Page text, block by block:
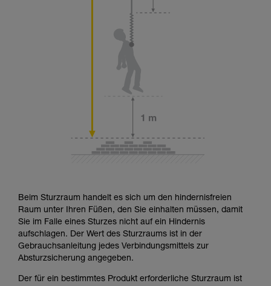
Beim Sturzraum handelt es sich um den hindernisfreien
Raum unter Ihren Füßen, den Sie einhalten müssen, damit
Sie im Falle eines Sturzes nicht auf ein Hindernis
aufschlagen. Der Wert des Sturzraums ist in der
Gebrauchsanleitung jedes Verbindungsmittels zur
Absturzsicherung angegeben.
Der für ein bestimmtes Produkt erforderliche Sturzraum ist